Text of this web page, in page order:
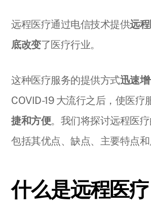
远程医疗通过电信技术提供远
底改变了医疗行业。
这种医疗服务的提供方式迅速
COVID-19 大流行之后，使医疗
捷和方便。我们将探讨远程医疗
包括其优点、缺点、主要特点和
什么是远程医疗